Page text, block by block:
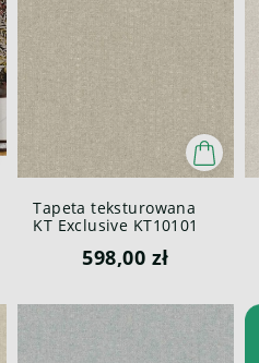
Tapeta teksturowana
KT Exclusive KT10101
598,00 zł